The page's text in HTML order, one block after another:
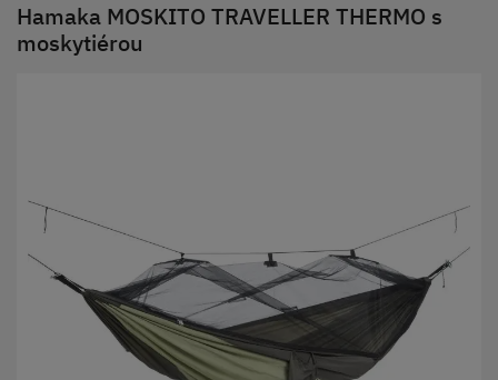
Hamaka MOSKITO TRAVELLER THERMO s
moskytiérou